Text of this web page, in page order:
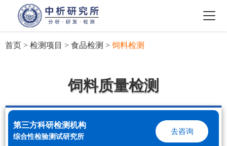
首页 > 检测项目 > 食品检测 > 饲料检测
饲料质量检测
第三方科研检测机构
综合性检验测试研究所
去咨询